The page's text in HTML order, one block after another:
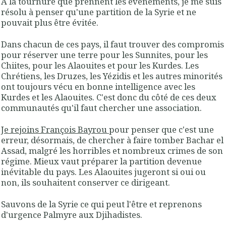
résolu à penser qu'une partition de la Syrie et ne
pouvait plus être évitée.
Dans chacun de ces pays, il faut trouver des compromis
pour réserver une terre pour les Sunnites, pour les
Chiites, pour les Alaouites et pour les Kurdes. Les
Chrétiens, les Druzes, les Yézidis et les autres minorités
ont toujours vécu en bonne intelligence avec les
Kurdes et les Alaouites. C'est donc du côté de ces deux
communautés qu'il faut chercher une association.
Je rejoins François Bayroupour penser que c'est une
erreur, désormais, de chercher à faire tomber Bachar el
Assad, malgré les horribles et nombreux crimes de son
régime. Mieux vaut préparer la partition devenue
inévitable du pays. Les Alaouites jugeront si oui ou
non, ils souhaitent conserver ce dirigeant.
Sauvons de la Syrie ce qui peut l'être et reprenons
d'urgence Palmyre aux Djihadistes.